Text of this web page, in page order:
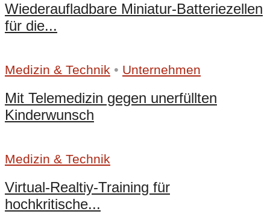
Wiederaufladbare Miniatur-Batteriezellen
für die...
Medizin & Technik • Unternehmen
Mit Telemedizin gegen unerfüllten
Kinderwunsch
Medizin & Technik
Virtual-Realtiy-Training für
hochkritische...